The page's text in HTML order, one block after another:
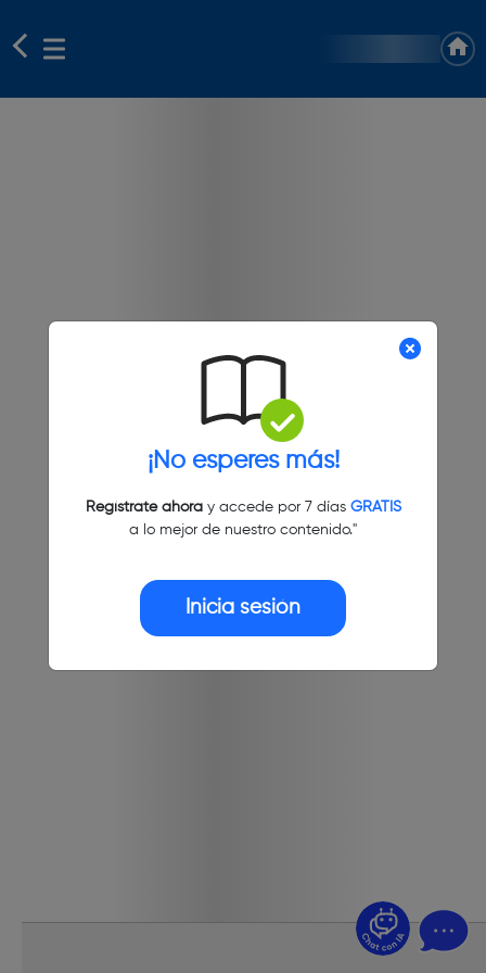
¡No esperes más!
Regístrate ahoray accede por 7 días GRATIS
a lo mejor de nuestro contenido."
Inicia sesión